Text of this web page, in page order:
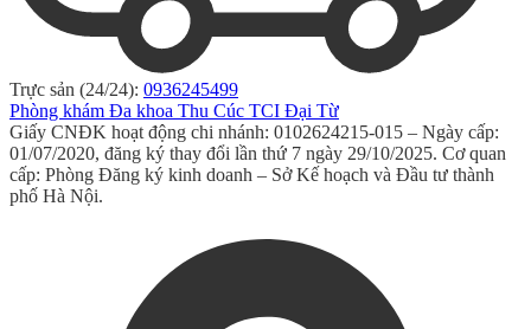
Trực sản (24/24): 0936245499
Phòng khám Đa khoa Thu Cúc TCI Đại Từ
Giấy CNĐK hoạt động chi nhánh: 0102624215-015 – Ngày cấp:
01/07/2020, đăng ký thay đổi lần thứ 7 ngày 29/10/2025. Cơ quan
cấp: Phòng Đăng ký kinh doanh – Sở Kế hoạch và Đầu tư thành
phố Hà Nội.